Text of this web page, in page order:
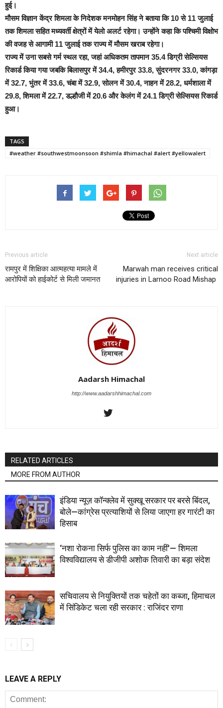
हुई।
मौसम विज्ञान केंद्र शिमला के निदेशक मनमोहन सिंह ने बताया कि 10 से 11 जुलाई
तक शिमला सहित मध्यवर्ती क्षेत्रों में येलो अलर्ट रहेगा। उन्होंने कहा कि पश्चिमी विक्षोभ
की वजह से आगामी 11 जुलाई तक राज्य में मौसम खराब रहेगा।
राज्य में उना सबसे गर्म स्थल रहा, जहां अधिकतम तापमान 35.4 डिग्री सेल्सियस
रिकार्ड किया गया जबकि बिलासपुर में 34.4, हमीरपुर 33.8, सुंदरनगर 33.0, कांगड़ा
में 32.7, भुंतर में 33.6, चंबा में 32.9, सोलन में 30.4, नाहन में 28.2, धर्मशाला में
29.8, शिमला में 22.7, डल्हौजी में 20.6 और केलंग में 24.1 डिग्री सेल्सियस रिकार्ड
हुआ।
TAGS
#weather #southwestmoonsoon #shimla #himachal #alert #yellowalert
Previous article
रामपुर में शिक्षिका आत्महत्या मामले में
आरोपियों को हाईकोर्ट से मिली जमानत
Next article
Marwah man receives critical
injuries in Larnoo Road Mishap
Aadarsh Himachal
http://www.aadarshhimachal.com
RELATED ARTICLES
MORE FROM AUTHOR
इंडिया न्यूज़ कॉन्क्लेव में सुक्खू सरकार पर बरसे बिंदल,
बोले—कांग्रेस प्रत्याशियों से लिया जाएगा हर गारंटी का
हिसाब
‘नशा रोकना सिर्फ पुलिस का काम नहीं’— शिमला
विश्वविद्यालय से डीजीपी अशोक तिवारी का बड़ा संदेश
सचिवालय से नियुक्तियों तक चहेतों का कब्जा, हिमाचल
में सिंडिकेट चला रही सरकार : राजिंदर राणा
LEAVE A REPLY